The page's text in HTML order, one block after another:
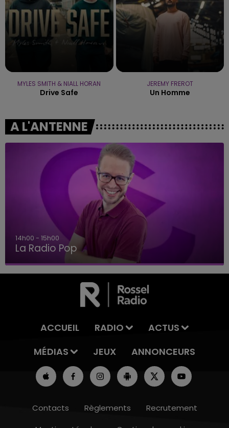
MYLES SMITH & NIALL HORAN
Drive Safe
JEREMY FREROT
Un Homme
A L'ANTENNE
14h00 - 15h00
La Radio Pop
ACCUEIL RADIO
ACTUS
MÉDIAS
JEUX ANNONCEURS
Contacts Règlements
Recrutement